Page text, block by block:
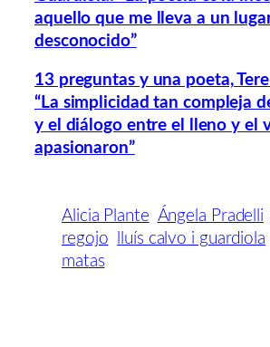
aquello que me lleva a un
desconocido”
13 preguntas y una poeta,
“La simplicidad tan compleja
y el diálogo entre el lleno y el
apasionaron”
Alicia Plante Ángela Pradelli
regojo
lluís calvo i guardiola
matas